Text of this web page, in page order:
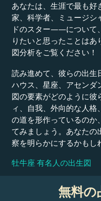
あなたは、生涯で最も
家、科学者、ミュージシ
ドのスター——について
りたいと思ったことはあ
図分析をご覧ください！
読み進めて、彼らの出生
ハウス、星座、アセンダ
図の要素がどのように彼
ィ、自我、外向的な人格
の道を形作っているのか
てみましょう。あなたの
察を明らかにするかもし
牡牛座 有名人の出生図
無料の